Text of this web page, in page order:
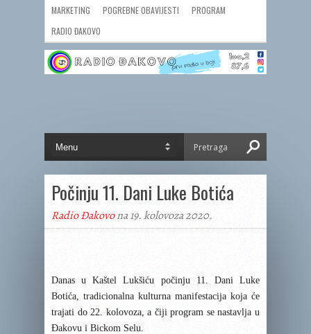
MARKETING POGREBNE OBAVIJESTI
PROGRAM
RADIO ĐAKOVO
Počinju 11. Dani Luke Botića
Radio Đakovona 19. kolovoza 2020.
Danas u Kaštel Lukšiću počinju 11. Dani Luke
Botića, tradicionalna kulturna manifestacija koja će
trajati do 22. kolovoza, a čiji program se nastavlja u
Đakovu i Bickom Selu.